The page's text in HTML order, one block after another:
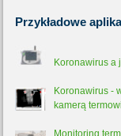
Przykładowe
Koronawirus a
Koronawirus -
kamerą
Monitoring